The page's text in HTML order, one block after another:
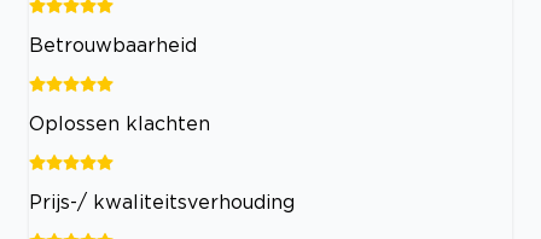
Betrouwbaarheid
Oplossen klachten
Prijs-/ kwaliteitsverhouding